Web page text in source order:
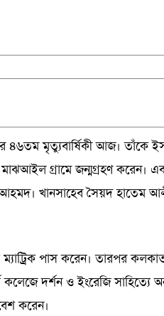
৪৬তম মৃত্যুবার্ষিকী আজ। তাঁকে
গ্রামে জন্মগ্রহণ করেন।
আহমদ। খানসাহেব সৈয়দ হাতেম
পাস করেন। তারপর
দর্শন ও ইংরেজি সাহিত্যে
করেন।